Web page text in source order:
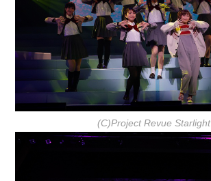
(C)Project Revue Starlight